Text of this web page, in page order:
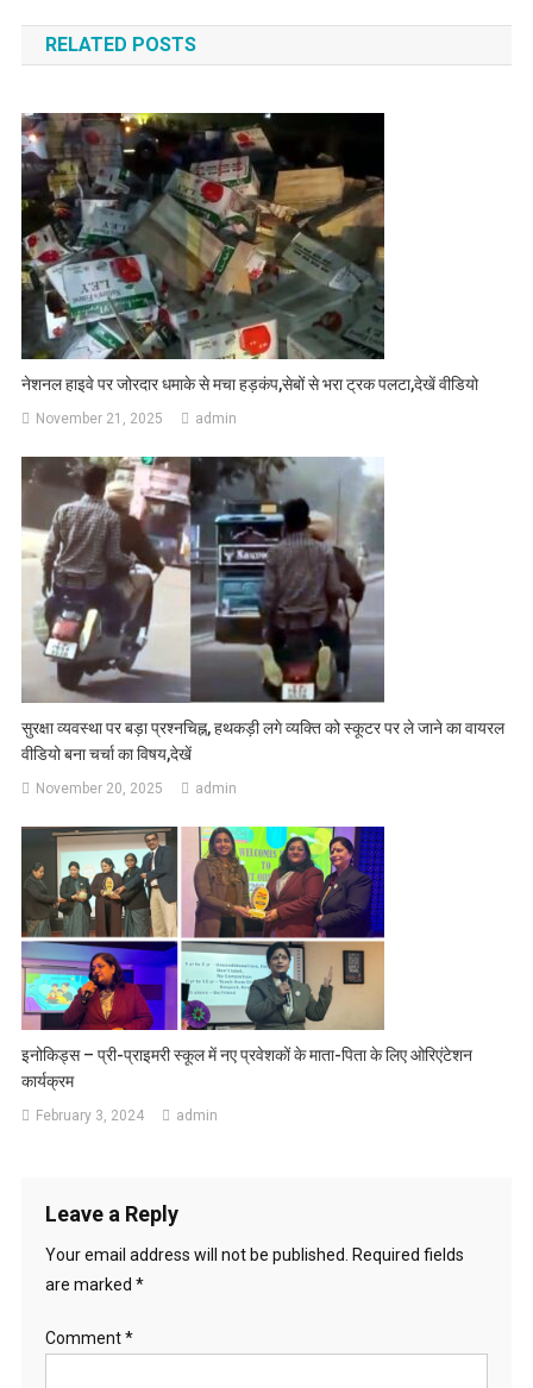
RELATED POSTS
नेशनल हाइवे पर जोरदार धमाके से मचा हड़कंप,सेबों से भरा ट्रक पलटा,देखें वीडियो
November 21, 2025 admin
सुरक्षा व्यवस्था पर बड़ा प्रश्नचिह्न, हथकड़ी लगे व्यक्ति को स्कूटर पर ले जाने का वायरल
वीडियो बना चर्चा का विषय,देखें
November 20, 2025 admin
इनोकिड्स – प्री-प्राइमरी स्कूल में नए प्रवेशकों के माता-पिता के लिए ओरिएंटेशन
कार्यक्रम
February 3, 2024 admin
Leave a Reply
Your email address will not be published. Required fields
are marked *
Comment*